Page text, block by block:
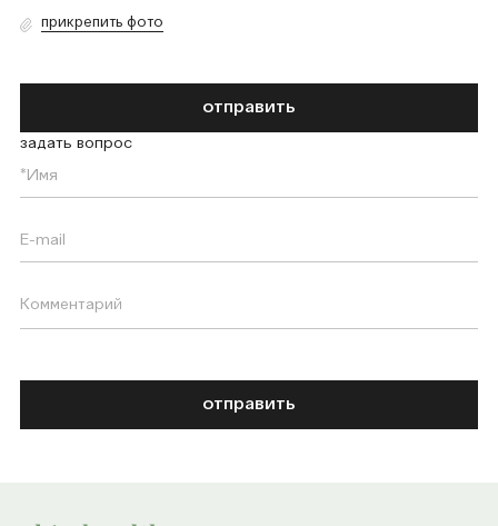
прикрепить фото
отправить
задать вопрос
отправить